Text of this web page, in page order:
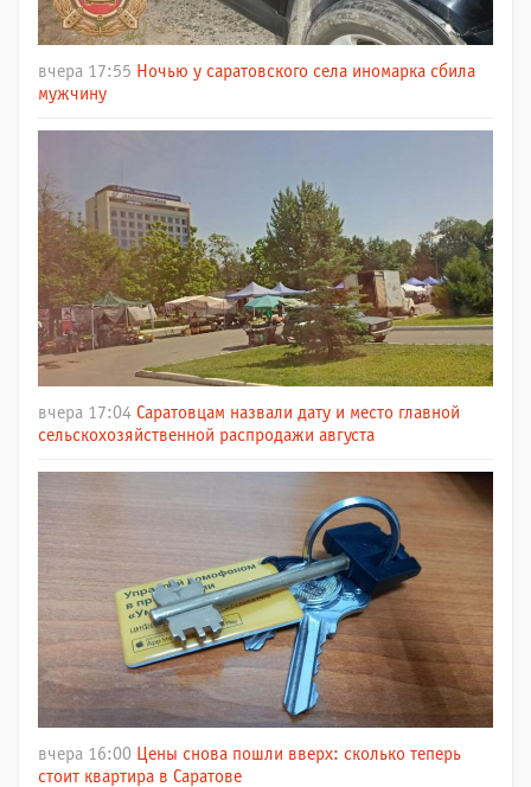
вчера 17:55 Ночью у саратовского села иномарка сбила
мужчину
вчера 17:04 Саратовцам назвали дату и место главной
сельскохозяйственной распродажи августа
вчера 16:00 Цены снова пошли вверх: сколько теперь
стоит квартира в Саратове